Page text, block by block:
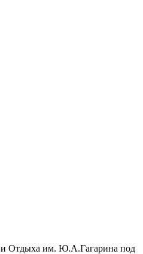
и Отдыха им. Ю.А.Гагарина под